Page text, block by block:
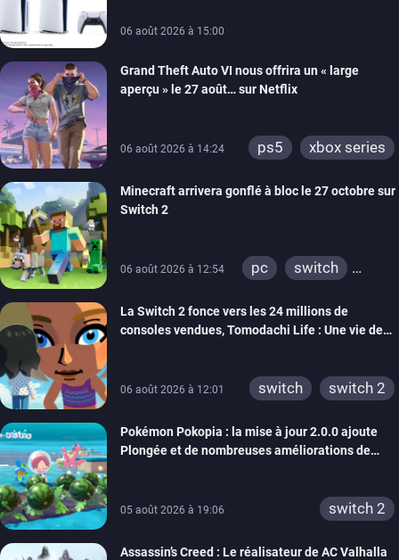
06 août 2026 à 15:00
Grand Theft Auto VI nous offrira un « large
aperçu » le 27 août… sur Netflix
06 août 2026 à 14:24 ps5 xbox series
Minecraft arrivera gonflé à bloc le 27 octobre sur
Switch 2
06 août 2026 à 12:54 pc
switch
xbox one
wiiu
3ds
ps3
switch 2
La Switch 2 fonce vers les 24 millions de
consoles vendues, Tomodachi Life : Une vie de
06 août 2026 à 12:01 switch switch 2
Pokémon Pokopia : la mise à jour 2.0.0 ajoute
Plongée et de nombreuses améliorations de
05 août 2026 à 19:06 switch 2
Assassin’s Creed : Le réalisateur de AC Valhalla